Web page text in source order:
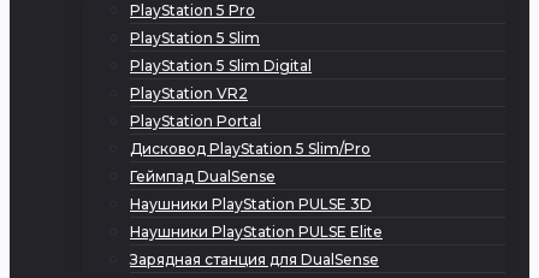
PlayStation 5 Pro
PlayStation 5 Slim
PlayStation 5 Slim Digital
PlayStation VR2
PlayStation Portal
Дисковод PlayStation 5 Slim/Pro
Геймпад DualSense
Наушники PlayStation PULSE 3D
Наушники PlayStation PULSE Elite
Зарядная станция для DualSense